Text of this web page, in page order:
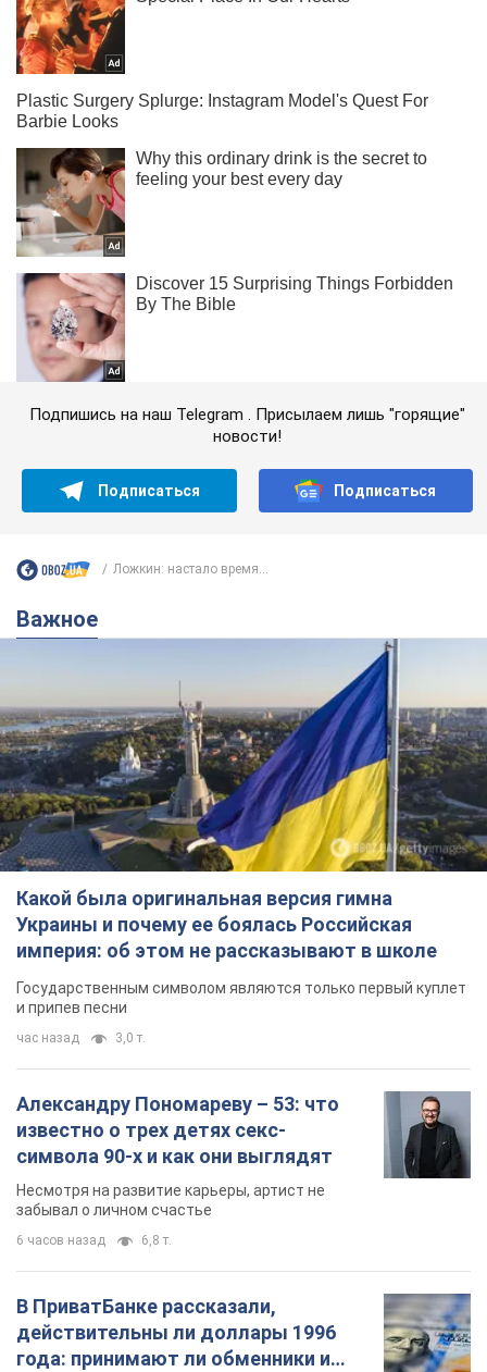
Подпишись на наш Telegram . Присылаем лишь "горящие"
новости!
Подписаться Подписаться
Ложкин: настало время...
Важное
Какой была оригинальная версия гимна
Украины и почему ее боялась Российская
империя: об этом не рассказывают в школе
Государственным символом являются только первый куплет
и припев песни
час назад 3,0 т.
Александру Пономареву – 53: что
известно о трех детях секс-
символа 90-х и как они выглядят
Несмотря на развитие карьеры, артист не
забывал о личном счастье
6 часов назад 6,8 т.
В ПриватБанке рассказали,
действительны ли доллары 1996
года: принимают ли обменники и